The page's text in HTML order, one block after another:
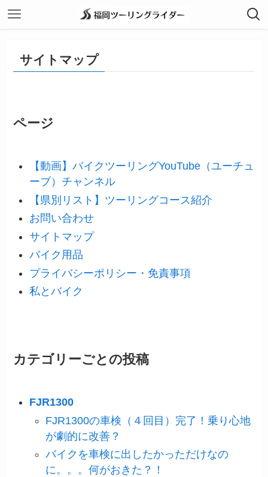
サイトマップ
ページ
【動画】バイクツーリングYouTube（ユーチュ
ーブ）チャンネル
【県別リスト】ツーリングコース紹介
お問い合わせ
サイトマップ
バイク用品
プライバシーポリシー・免責事項
私とバイク
カテゴリーごとの投稿
FJR1300
FJR1300の車検（４回目）完了！乗り心地
が劇的に改善？
バイクを車検に出したかっただけなの
に。。。何がおきた？！